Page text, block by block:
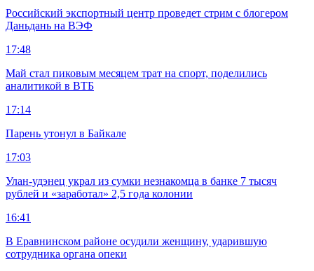
Российский экспортный центр проведет стрим с блогером
Даньдань на ВЭФ
17:48
Май стал пиковым месяцем трат на спорт, поделились
аналитикой в ВТБ
17:14
Парень утонул в Байкале
17:03
Улан-удэнец украл из сумки незнакомца в банке 7 тысяч
рублей и «заработал» 2,5 года колонии
16:41
В Еравнинском районе осудили женщину, ударившую
сотрудника органа опеки